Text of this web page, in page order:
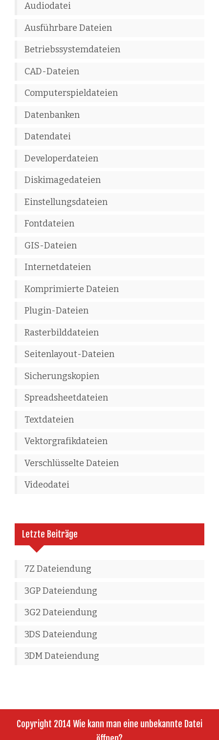
Audiodatei
Ausführbare Dateien
Betriebssystemdateien
CAD-Dateien
Computerspieldateien
Datenbanken
Datendatei
Developerdateien
Diskimagedateien
Einstellungsdateien
Fontdateien
GIS-Dateien
Internetdateien
Komprimierte Dateien
Plugin-Dateien
Rasterbilddateien
Seitenlayout-Dateien
Sicherungskopien
Spreadsheetdateien
Textdateien
Vektorgrafikdateien
Verschlüsselte Dateien
Videodatei
Letzte Beiträge
7Z Dateiendung
3GP Dateiendung
3G2 Dateiendung
3DS Dateiendung
3DM Dateiendung
Copyright 2014 Wie kann man eine unbekannte Datei